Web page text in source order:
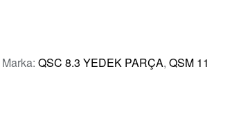
Marka: QSC 8.3 YEDEK PARÇA, QSM 11